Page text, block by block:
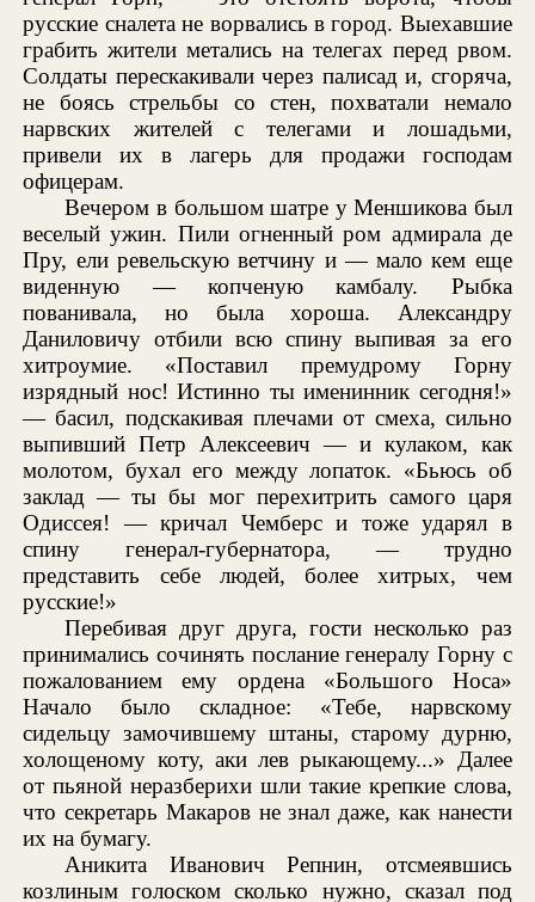
русские сналета не ворвались в город. Выехавшие
грабить жители метались на телегах перед рвом.
Солдаты перескакивали через палисад и, сгоряча,
не боясь стрельбы со стен, похватали немало
нарвских жителей с телегами и лошадьми,
привели их в лагерь для продажи господам
офицерам.
Вечером в большом шатре у Меншикова был
веселый ужин. Пили огненный ром адмирала де
Пру, ели ревельскую ветчину и — мало кем еще
виденную — копченую камбалу. Рыбка
пованивала, но была хороша. Александру
Даниловичу отбили всю спину выпивая за его
хитроумие. «Поставил премудрому Горну
изрядный нос! Истинно ты именинник сегодня!»
— басил, подскакивая плечами от смеха, сильно
выпивший Петр Алексеевич — и кулаком, как
молотом, бухал его между лопаток. «Бьюсь об
заклад — ты бы мог перехитрить самого царя
Одиссея! — кричал Чемберс и тоже ударял в
спину генерал-губернатора, — трудно
представить себе людей, более хитрых, чем
русские!»
Перебивая друг друга, гости несколько раз
принимались сочинять послание генералу Горну с
пожалованием ему ордена «Большого Носа»
Начало было складное: «Тебе, нарвскому
сидельцу замочившему штаны, старому дурню,
холощеному коту, аки лев рыкающему...» Далее
от пьяной неразберихи шли такие крепкие слова,
что секретарь Макаров не знал даже, как нанести
их на бумагу.
Аникита Иванович Репнин, отсмеявшись
козлиным голоском сколько нужно, сказал под